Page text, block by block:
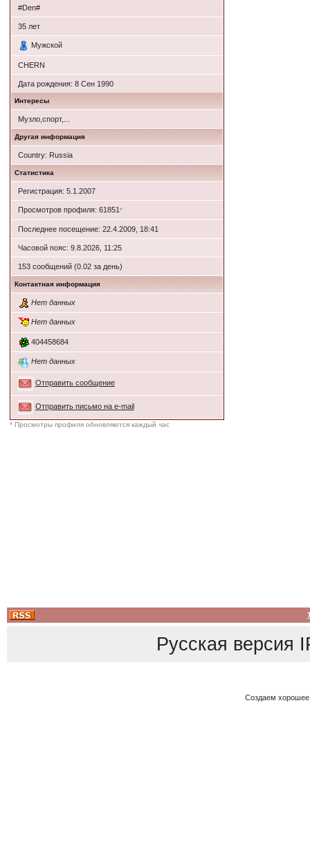
#Den#
35 лет
Мужской
CHERN
Дата рождения: 8 Сен 1990
Интересы
Музло,спорт,...
Другая информация
Country: Russia
Статистика
Регистрация: 5.1.2007
Просмотров профиля: 61851*
Последнее посещение: 22.4.2009, 18:41
Часовой пояс: 9.8.2026, 11:25
153 сообщений (0.02 за день)
Контактная информация
Нет данных
Нет данных
404458684
Нет данных
Отправить сообщение
Отправить письмо на e-mail
* Просмотры профиля обновляются каждый час
Русская версия
Создаем